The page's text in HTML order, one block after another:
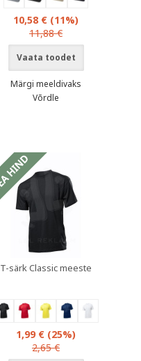
10,58 € (11%)
11,88 €
Vaata toodet
Märgi meeldivaks
Võrdle
T-särk Classic meeste
1,99 € (25%)
2,65 €